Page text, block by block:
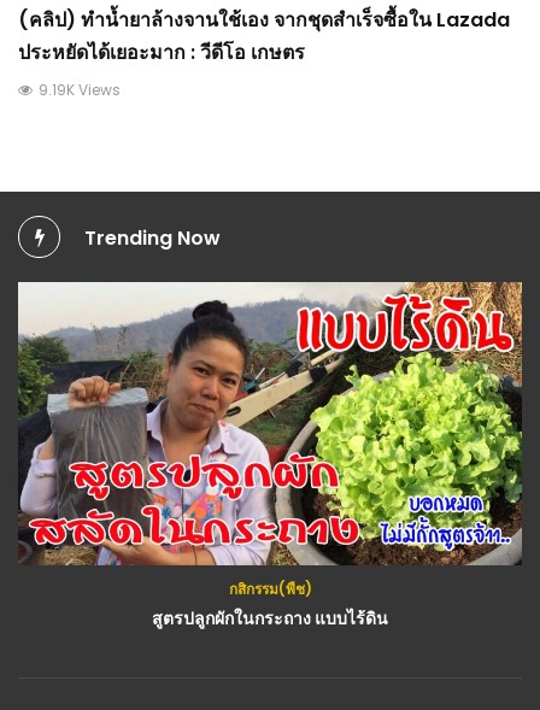
(คลิป) ทําน้ำยาล้างจานใช้เอง จากชุดสำเร็จซื้อใน Lazada
ประหยัดได้เยอะมาก : วีดีโอ เกษตร
9.19K Views
Trending Now
กสิกรรม(พืช)
สูตรปลูกผักในกระถาง แบบไร้ดิน
บ้านและสวน,วีดีโอทั้งหมด,สาระน่ารู้
(คลิป) 2 สูตร วิธีทำน้ำยาดับกลิ่นห้องน้ำ ศาลายาการช่าง